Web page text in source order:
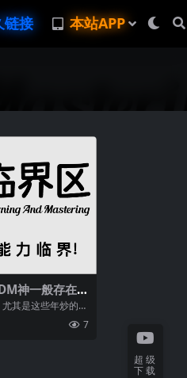
链接 本站APP
神一般存在，
其是这些年炒的沸
至于期间关于猪
7
超级
下载